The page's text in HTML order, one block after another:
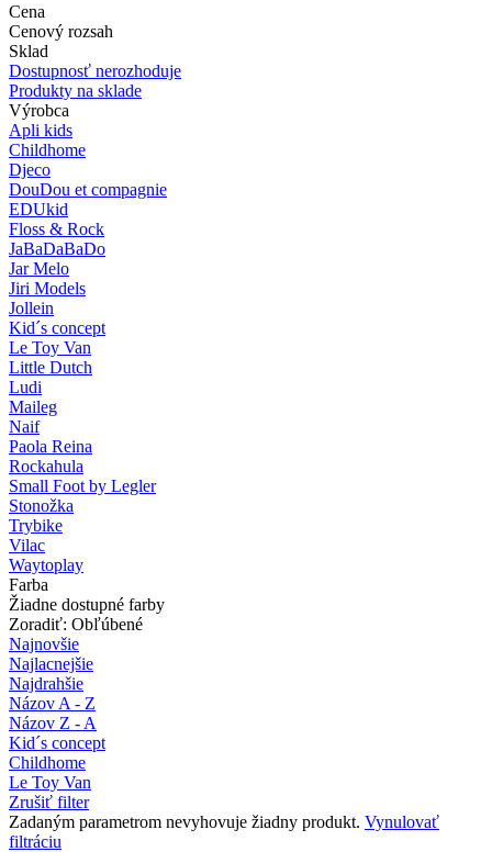
Cena
Cenový rozsah
Sklad
Dostupnosť nerozhoduje
Produkty na sklade
Výrobca
Apli kids
Childhome
Djeco
DouDou et compagnie
EDUkid
Floss & Rock
JaBaDaBaDo
Jar Melo
Jiri Models
Jollein
Kid´s concept
Le Toy Van
Little Dutch
Ludi
Maileg
Naif
Paola Reina
Rockahula
Small Foot by Legler
Stonožka
Trybike
Vilac
Waytoplay
Farba
Žiadne dostupné farby
Zoradiť: Obľúbené
Najnovšie
Najlacnejšie
Najdrahšie
Názov A - Z
Názov Z - A
Kid´s concept
Childhome
Le Toy Van
Zrušiť filter
Zadaným parametrom nevyhovuje žiadny produkt. Vynulovať
filtráciu